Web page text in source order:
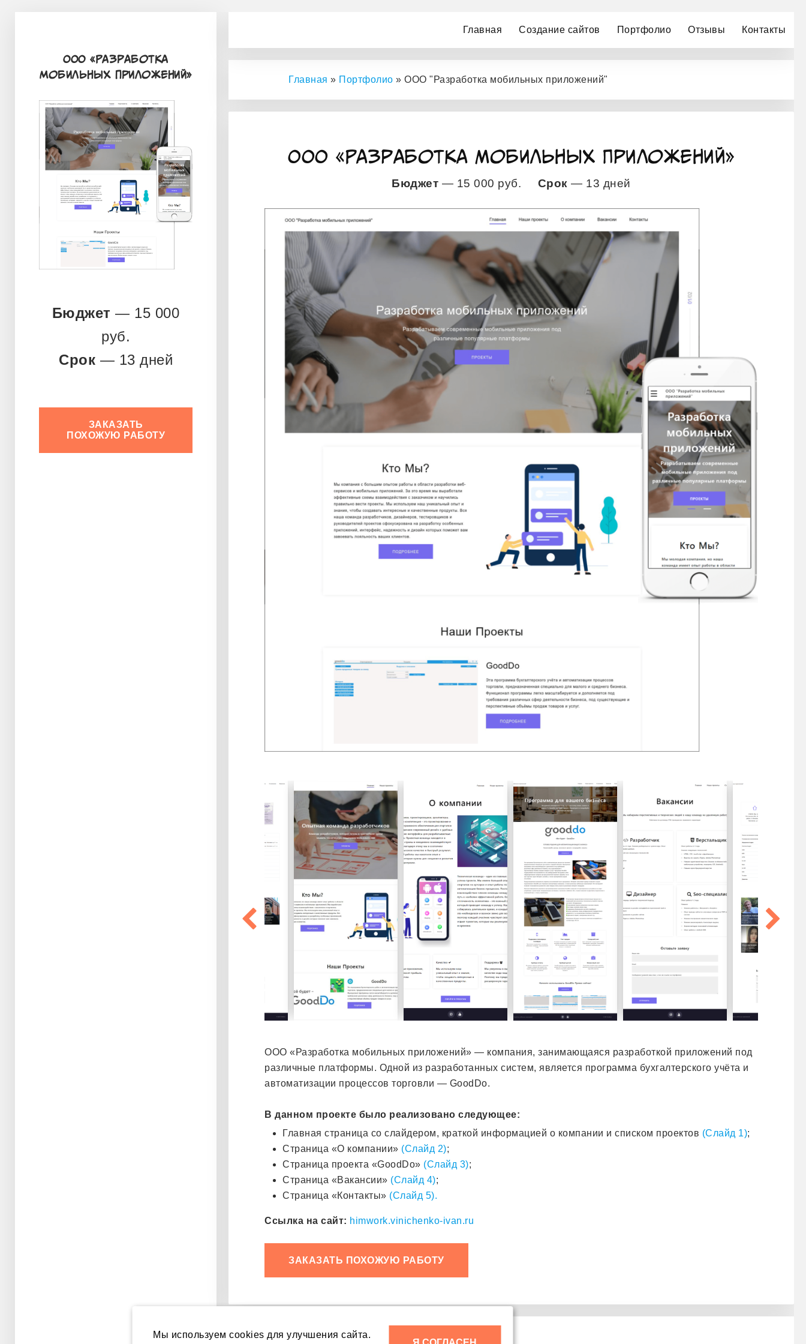
ООО «Разработка
мобильных приложений»
Бюджет— 15 000
руб.
Срок — 13 дней
ЗАКАЗАТЬ
ПОХОЖУЮ РАБОТУ
Главная Создание сайтов Портфолио Отзывы Контакты
Главная » Портфолио » ООО "Разработка мобильных приложений"
ООО «Разработка Мобильных Приложений»
Бюджет — 15 000 руб. Срок — 13 дней
ООО «Разработка мобильных приложений» — компания, занимающаяся разработкой приложений под
различные платформы. Одной из разработанных систем, является программа бухгалтерского учёта и
автоматизации процессов торговли — GoodDo.
В данном проекте было реализовано следующее:
Главная страница со слайдером, краткой информацией о компании и списком проектов (Слайд 1);
Страница «О компании» (Слайд 2);
Страница проекта «GoodDo» (Слайд 3);
Страница «Вакансии» (Слайд 4);
Страница «Контакты» (Слайд 5).
Ссылка на сайт: himwork.vinichenko-ivan.ru
ЗАКАЗАТЬ ПОХОЖУЮ РАБОТУ
Мы используем cookies для улучшения сайта.